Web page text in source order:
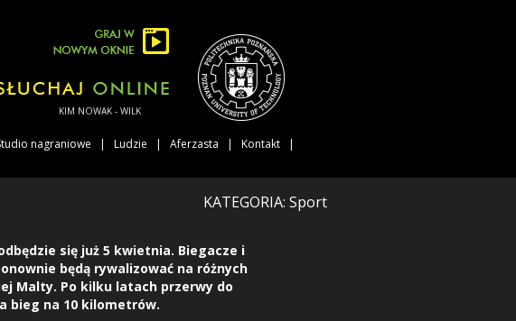
KIM NOWAK - WILK
nagraniowe Ludzie Aferzasta
Kontakt
KATEGORIA: Sport
się już 5 kwietnia. Biegacze i
będą rywalizować na różnych
Malty. Po kilku latach przerwy do
bieg na 10 kilometrów.